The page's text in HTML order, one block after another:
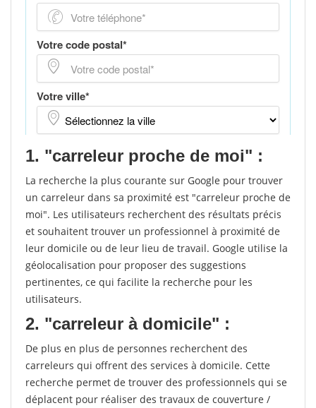
1. "carreleur proche de moi" :
La recherche la plus courante sur Google pour trouver
un carreleur dans sa proximité est "carreleur proche de
moi". Les utilisateurs recherchent des résultats précis
et souhaitent trouver un professionnel à proximité de
leur domicile ou de leur lieu de travail. Google utilise la
géolocalisation pour proposer des suggestions
pertinentes, ce qui facilite la recherche pour les
utilisateurs.
2. "carreleur à domicile" :
De plus en plus de personnes recherchent des
carreleurs qui offrent des services à domicile. Cette
recherche permet de trouver des professionnels qui se
déplacent pour réaliser des travaux de couverture /